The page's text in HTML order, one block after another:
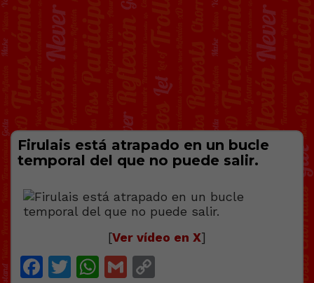
Firulais está atrapado en un bucle
temporal del que no puede salir.
[Ver vídeo en X]
Facebook
Twitter
WhatsApp
Gmail